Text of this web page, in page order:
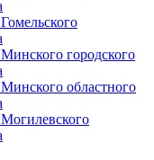
городского
областного